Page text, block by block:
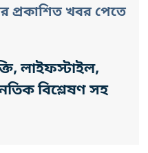
খবর পেতে
লাইফস্টাইল,
বিশ্লেষণ সহ